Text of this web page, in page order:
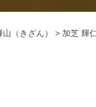
（きざん） > 加芝 輝